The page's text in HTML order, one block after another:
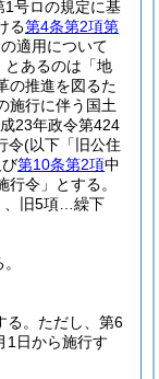
1号ロの規定に基
る第4条第2項第
適用について
とあるのは「地
の推進を図るた
施行に伴う国土
23年政令第424
令(以下「旧公住
第10条第2項中
行令」とする。
、旧5項…繰下
。 ただし、第6
1日から施行す